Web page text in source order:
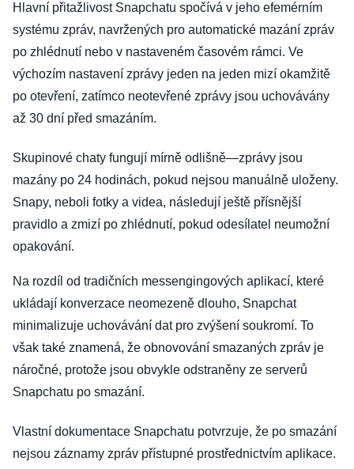
Hlavní přitažlivost Snapchatu spočívá v jeho efemérním
systému zpráv, navržených pro automatické mazání zpráv
po zhlédnutí nebo v nastaveném časovém rámci. Ve
výchozím nastavení zprávy jeden na jeden mizí okamžitě
po otevření, zatímco neotevřené zprávy jsou uchovávány
až 30 dní před smazáním.
Skupinové chaty fungují mírně odlišně—zprávy jsou
mazány po 24 hodinách, pokud nejsou manuálně uloženy.
Snapy, neboli fotky a videa, následují ještě přísnější
pravidlo a zmizí po zhlédnutí, pokud odesílatel neumožní
opakování.
Na rozdíl od tradičních messengingových aplikací, které
ukládají konverzace neomezeně dlouho, Snapchat
minimalizuje uchovávání dat pro zvýšení soukromí. To
však také znamená, že obnovování smazaných zpráv je
náročné, protože jsou obvykle odstraněny ze serverů
Snapchatu po smazání.
Vlastní dokumentace Snapchatu potvrzuje, že po smazání
nejsou záznamy zpráv přístupné prostřednictvím aplikace.